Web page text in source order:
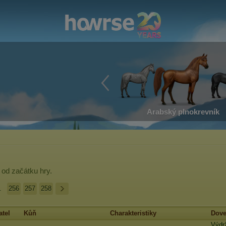
Arabský plnokrevník
od začátku hry.
256 257 258
Kůň Charakteristiky